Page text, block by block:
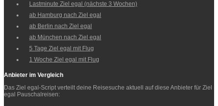
Lastminute Ziel egal (nächste 3 Wochen)
ab Hamburg nach Ziel egal
ab Berlin nach Ziel egal
ab München nach Ziel egal
5 Tage Ziel egal mit Flug
1 Woche Ziel egal mit Flug
Anbieter im Vergleich
Das Ziel egal-Script verteilt deine Reisesuche aktuell auf diese Anbieter für Ziel
egal Pauschalreisen: